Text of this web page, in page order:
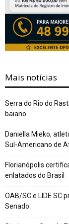
Mais notícias
Serra do Rio do
baiano
Daniella Mieko,
Sul-Americano de
Florianópolis
enlatados do Brasil
OAB/SC e LIDE SC
Senado